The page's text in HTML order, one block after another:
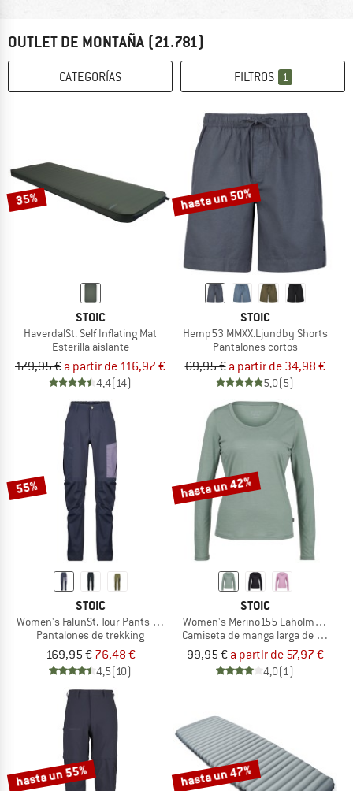
OUTLET DE MONTAÑA (21.781)
CATEGORÍAS FILTROS 1
35%
STOIC
HaverdalSt. Self Inflating Mat
Esterilla aislante
179,95 € a partir de 116,97 €
4,4(14)
hasta un 50%
STOIC
Hemp53 MMXX.Ljundby Shorts
Pantalones cortos
69,95 € a partir de 34,98 €
5,0(5)
55%
STOIC
Women's FalunSt. Tour Pants Light
Pantalones de trekking
169,95 € 76,48 €
4,5(10)
hasta un 42%
STOIC
Women's Merino155 LaholmSt. L/S
Camiseta de manga larga de merino
99,95 € a partir de 57,97 €
4,0(1)
hasta un 55% hasta un 47%